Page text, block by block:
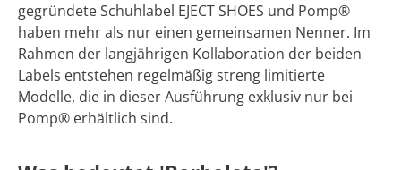
gegründete Schuhlabel EJECT SHOES und Pomp®
haben mehr als nur einen gemeinsamen Nenner. Im
Rahmen der langjährigen Kollaboration der beiden
Labels entstehen regelmäßig streng limitierte
Modelle, die in dieser Ausführung exklusiv nur bei
Pomp® erhältlich sind.